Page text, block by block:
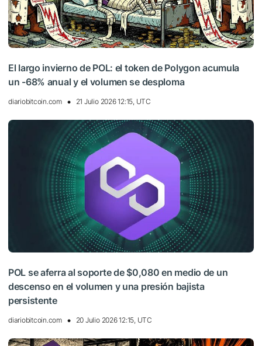
El largo invierno de POL: el token de Polygon acumula
un -68% anual y el volumen se desploma
diariobitcoin.com 21 Julio 2026 12:15, UTC
POL se aferra al soporte de $0,080 en medio de un
descenso en el volumen y una presión bajista
persistente
diariobitcoin.com 20 Julio 2026 12:15, UTC